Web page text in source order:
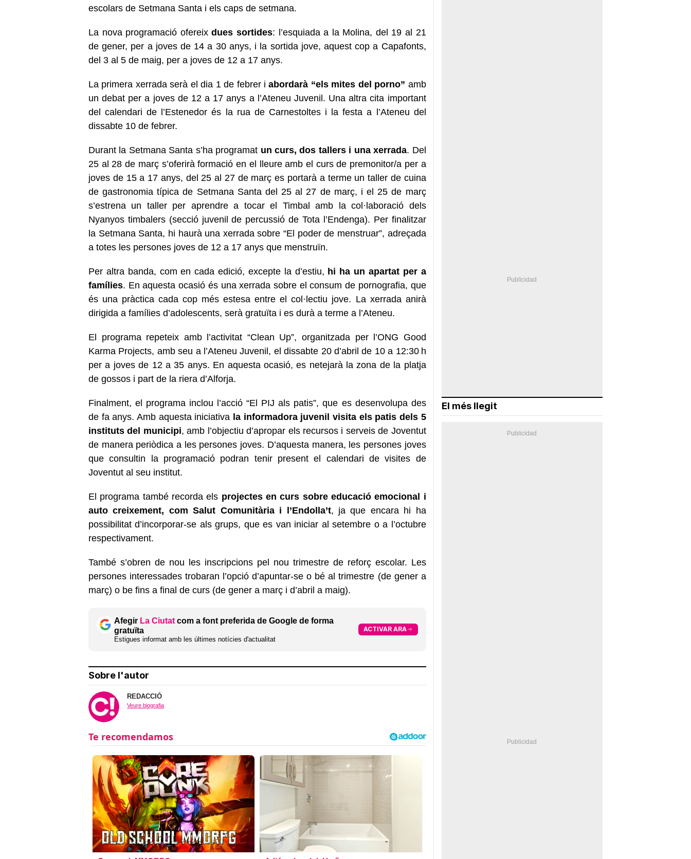
escolars de Setmana Santa i els caps de setmana.
La nova programació ofereixdues sortides: l’esquiada a la Molina, del 19 al 21
de gener, per a joves de 14 a 30 anys, i la sortida jove, aquest cop a Capafonts,
del 3 al 5 de maig, per a joves de 12 a 17 anys.
La primera xerrada serà el dia 1 de febrer i abordarà “els mites del porno” amb
un debat per a joves de 12 a 17 anys a l’Ateneu Juvenil. Una altra cita important
del calendari de l’Estenedor és la rua de Carnestoltes i la festa a l’Ateneu del
dissabte 10 de febrer.
Durant la Setmana Santa s’ha programat un curs, dos tallers i una xerrada. Del
25 al 28 de març s’oferirà formació en el lleure amb el curs de premonitor/a per a
joves de 15 a 17 anys, del 25 al 27 de març es portarà a terme un taller de cuina
de gastronomia típica de Setmana Santa del 25 al 27 de març, i el 25 de març
s’estrena un taller per aprendre a tocar el Timbal amb la col·laboració dels
Nyanyos timbalers (secció juvenil de percussió de Tota l’Endenga). Per finalitzar
la Setmana Santa, hi haurà una xerrada sobre “El poder de menstruar”, adreçada
a totes les persones joves de 12 a 17 anys que menstruïn.
Per altra banda, com en cada edició, excepte la d’estiu, hi ha un apartat per a
famílies. En aquesta ocasió és una xerrada sobre el consum de pornografia, que
és una pràctica cada cop més estesa entre el col·lectiu jove. La xerrada anirà
dirigida a famílies d’adolescents, serà gratuïta i es durà a terme a l’Ateneu.
El programa repeteix amb l’activitat “Clean Up”, organitzada per l’ONG Good
Karma Projects, amb seu a l’Ateneu Juvenil, el dissabte 20 d’abril de 10 a 12:30 h
per a joves de 12 a 35 anys. En aquesta ocasió, es netejarà la zona de la platja
de gossos i part de la riera d’Alforja.
Finalment, el programa inclou l’acció “El PIJ als patis”, que es desenvolupa des
de fa anys. Amb aquesta iniciativa la informadora juvenil visita els patis dels 5
instituts del municipi, amb l’objectiu d’apropar els recursos i serveis de Joventut
de manera periòdica a les persones joves. D’aquesta manera, les persones joves
que consultin la programació podran tenir present el calendari de visites de
Joventut al seu institut.
El programa també recorda els projectes en curs sobre educació emocional i
auto creixement, com Salut Comunitària i l’Endolla’t, ja que encara hi ha
possibilitat d’incorporar-se als grups, que es van iniciar al setembre o a l’octubre
respectivament.
També s’obren de nou les inscripcions pel nou trimestre de reforç escolar. Les
persones interessades trobaran l’opció d’apuntar-se o bé al trimestre (de gener a
març) o be fins a final de curs (de gener a març i d’abril a maig).
Afegir La Ciutat com a font preferida de Google de forma
gratuïta
Estigues informat amb les últimes notícies d'actualitat
ACTIVAR ARA
Sobre l'autor
REDACCIÓ
Veure biografia
El més llegit